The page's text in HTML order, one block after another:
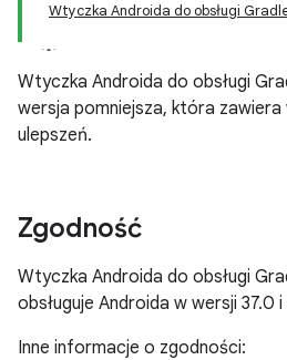
Wtyczka Androida do obsługi
Wtyczka Androida do obsługi
wersja pomniejsza, która zawiera
ulepszeń.
Zgodność
Wtyczka Androida do obsługi
obsługuje Androida w wersji 37.0
Inne informacje o zgodności: